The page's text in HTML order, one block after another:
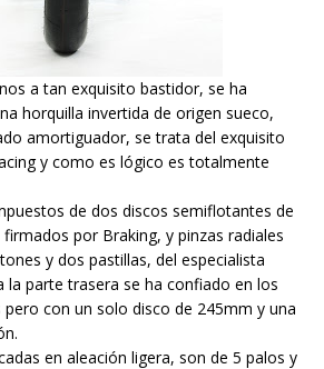
a tan exquisito bastidor, se ha
horquilla invertida de origen sueco,
amortiguador, se trata del exquisito
y como es lógico es totalmente
de dos discos semiflotantes de
por Braking, y pinzas radiales
y dos pastillas, del especialista
la parte trasera se ha confiado en los
con un solo disco de 245mm y una
en aleación ligera, son de 5 palos y